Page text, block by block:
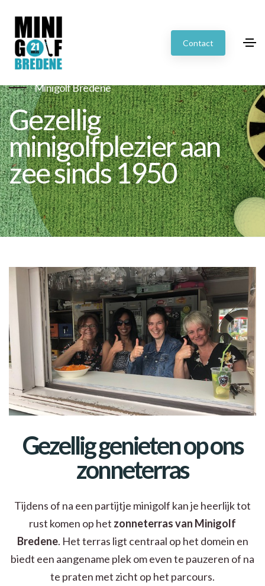
Contact
Minigolf Bredene
Gezellig
minigolfplezier aan
zee sinds 1950
Gezellig genieten op ons
zonneterras
Tijdens of na een partijtje minigolf kan je heerlijk tot
rust komen op het zonneterras van Minigolf
Bredene. Het terras ligt centraal op het domein en
biedt een aangename plek om even te pauzeren of na
te praten met zicht op het parcours.